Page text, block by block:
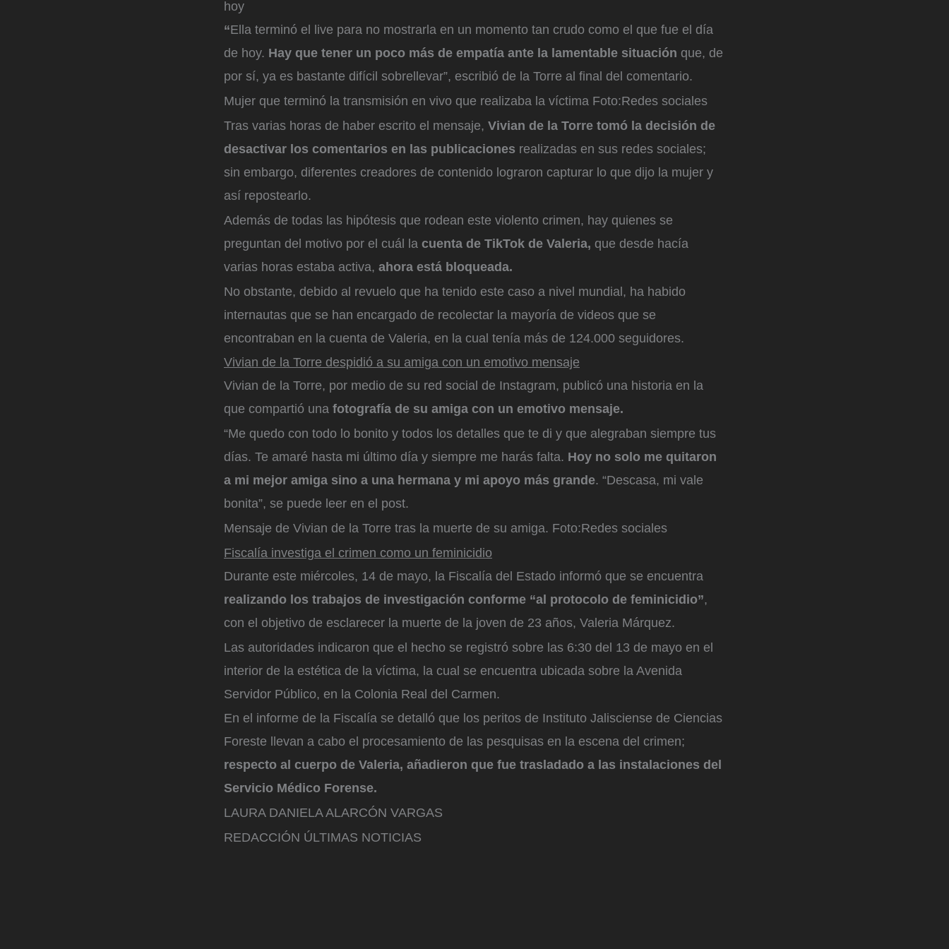
hoy
“Ella terminó el live para no mostrarla en un momento tan crudo como el que fue el día
de hoy. Hay que tener un poco más de empatía ante la lamentable situación que, de
por sí, ya es bastante difícil sobrellevar”, escribió de la Torre al final del comentario.
Mujer que terminó la transmisión en vivo que realizaba la víctima Foto:Redes sociales
Tras varias horas de haber escrito el mensaje, Vivian de la Torre tomó la decisión de
desactivar los comentarios en las publicaciones realizadas en sus redes sociales;
sin embargo, diferentes creadores de contenido lograron capturar lo que dijo la mujer y
así repostearlo.
Además de todas las hipótesis que rodean este violento crimen, hay quienes se
preguntan del motivo por el cuál la cuenta de TikTok de Valeria, que desde hacía
varias horas estaba activa, ahora está bloqueada.
No obstante, debido al revuelo que ha tenido este caso a nivel mundial, ha habido
internautas que se han encargado de recolectar la mayoría de videos que se
encontraban en la cuenta de Valeria, en la cual tenía más de 124.000 seguidores.
Vivian de la Torre despidió a su amiga con un emotivo mensaje
Vivian de la Torre, por medio de su red social de Instagram, publicó una historia en la
que compartió una fotografía de su amiga con un emotivo mensaje.
“Me quedo con todo lo bonito y todos los detalles que te di y que alegraban siempre tus
días. Te amaré hasta mi último día y siempre me harás falta. Hoy no solo me quitaron
a mi mejor amiga sino a una hermana y mi apoyo más grande. “Descasa, mi vale
bonita”, se puede leer en el post.
Mensaje de Vivian de la Torre tras la muerte de su amiga. Foto:Redes sociales
Fiscalía investiga el crimen como un feminicidio
Durante este miércoles, 14 de mayo, la Fiscalía del Estado informó que se encuentra
realizando los trabajos de investigación conforme “al protocolo de feminicidio”,
con el objetivo de esclarecer la muerte de la joven de 23 años, Valeria Márquez.
Las autoridades indicaron que el hecho se registró sobre las 6:30 del 13 de mayo en el
interior de la estética de la víctima, la cual se encuentra ubicada sobre la Avenida
Servidor Público, en la Colonia Real del Carmen.
En el informe de la Fiscalía se detalló que los peritos de Instituto Jalisciense de Ciencias
Foreste llevan a cabo el procesamiento de las pesquisas en la escena del crimen;
respecto al cuerpo de Valeria, añadieron que fue trasladado a las instalaciones del
Servicio Médico Forense.
LAURA DANIELA ALARCÓN VARGAS
REDACCIÓN ÚLTIMAS NOTICIAS